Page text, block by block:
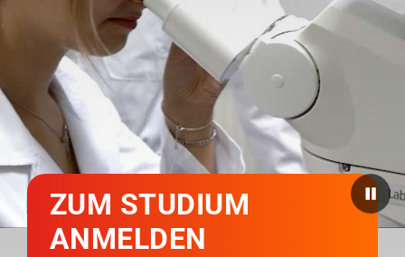
Medien
Stellenangebote
News
Veranstaltungen
ZUM STUDIUM
ANMELDEN